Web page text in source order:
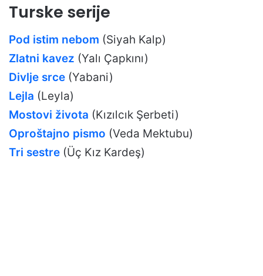
Turske serije
Pod istim nebom (Siyah Kalp)
Zlatni kavez (Yalı Çapkını)
Divlje srce (Yabani)
Lejla (Leyla)
Mostovi života (Kızılcık Şerbeti)
Oproštajno pismo (Veda Mektubu)
Tri sestre (Üç Kız Kardeş)